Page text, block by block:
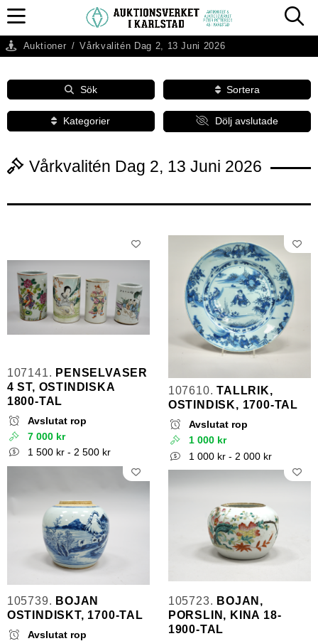
Auktioner / Vårkvalitén Dag 2, 13 Juni 2026
Sök Sortera
Kategorier Dölj avslutade
Vårkvalitén Dag 2, 13 Juni 2026
107141. PENSELVASER
4 ST, OSTINDISKA
1800-TAL
Avslutat rop
7 000 kr
1 500 kr - 2 500 kr
107610. TALLRIK,
OSTINDISK, 1700-TAL
Avslutat rop
1 000 kr
1 000 kr - 2 000 kr
105739. BOJAN
OSTINDISKT, 1700-TAL
Avslutat rop
105723. BOJAN,
PORSLIN, KINA 18-
1900-TAL